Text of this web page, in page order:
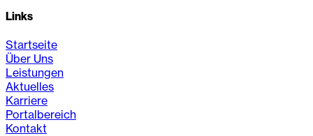
Links
Startseite
Über Uns
Leistungen
Aktuelles
Karriere
Portalbereich
Kontakt